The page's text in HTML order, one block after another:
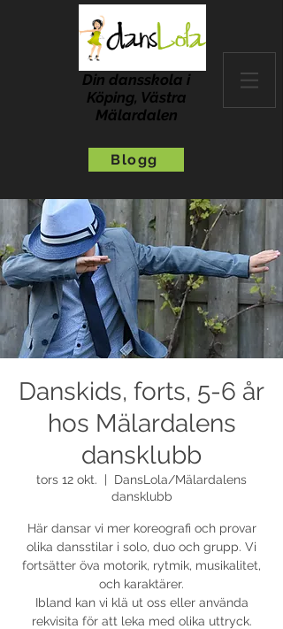
Din dansskola i
Köping, Västra
Mälardalen
Blogg
Danskids, forts, 5-6 år
hos Mälardalens
dansklubb
tors 12 okt.
DansLola/Mälardalens
dansklubb
Här dansar vi mer koreografi och provar
olika dansstilar i solo, duo och grupp. Vi
fortsätter öva motorik, rytmik, musikalitet,
och karaktärer.
Ibland kan vi klä ut oss eller använda
rekvisita för att leka med olika uttryck.